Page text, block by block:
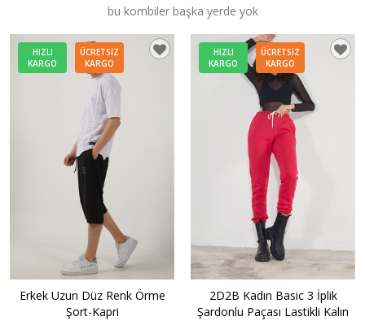
bu kombiler başka yerde yok
HIZLI
KARGO
ÜCRETSIZ
KARGO
Erkek Uzun Düz Renk Örme
Şort-Kapri
HIZLI
KARGO
ÜCRETSIZ
KARGO
2D2B Kadın Basic 3 İplik
Şardonlu Paçası Lastikli Kalın